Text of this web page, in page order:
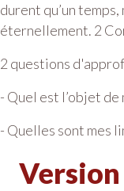
durent qu’un
éternellement. 2
2 questions
- Quel est l’objet de
- Quelles sont mes